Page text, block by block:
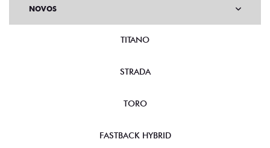
NOVOS
TITANO
STRADA
TORO
FASTBACK HYBRID